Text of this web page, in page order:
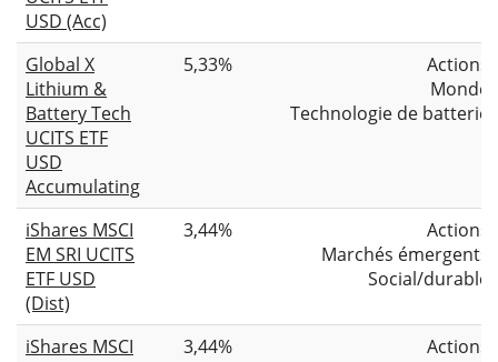
USD (Acc)
Global X
Lithium &
Battery Tech
UCITS ETF
USD
Accumulating
5,33%
Actions
Monde
Technologie de batterie
iShares MSCI
EM SRI UCITS
ETF USD
(Dist)
3,44%
Actions
Marchés émergents
Social/durable
iShares MSCI
3,44%
Actions